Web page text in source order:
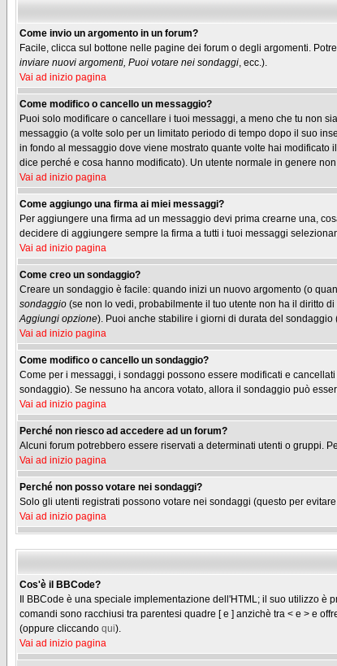
Come invio un argomento in un forum?
Facile, clicca sul bottone nelle pagine dei forum o degli argomenti.
inviare nuovi argomenti, Puoi votare nei sondaggi, ecc.).
Vai ad inizio pagina
Come modifico o cancello un messaggio?
Puoi solo modificare o cancellare i tuoi messaggi, a meno che tu non
messaggio (a volte solo per un limitato periodo di tempo dopo il suo
in fondo al messaggio dove viene mostrato quante volte hai
dice perché e cosa hanno modificato). Un utente normale in genere
Vai ad inizio pagina
Come aggiungo una firma ai miei messaggi?
Per aggiungere una firma ad un messaggio devi prima crearne una,
decidere di aggiungere sempre la firma a tutti i tuoi messaggi
Vai ad inizio pagina
Come creo un sondaggio?
Creare un sondaggio è facile: quando inizi un nuovo argomento (o
sondaggio (se non lo vedi, probabilmente il tuo utente non ha il diritto
Aggiungi opzione). Puoi anche stabilire i giorni di durata del
Vai ad inizio pagina
Come modifico o cancello un sondaggio?
Come per i messaggi, i sondaggi possono essere modificati e
sondaggio). Se nessuno ha ancora votato, allora il sondaggio può
Vai ad inizio pagina
Perché non riesco ad accedere ad un forum?
Alcuni forum potrebbero essere riservati a determinati utenti o gruppi.
Vai ad inizio pagina
Perché non posso votare nei sondaggi?
Solo gli utenti registrati possono votare nei sondaggi (questo per
Vai ad inizio pagina
Cos'è il BBCode?
Il BBCode è una speciale implementazione dell'HTML; il suo utilizzo
comandi sono racchiusi tra parentesi quadre [ e ] anzichè tra < e > e
(oppure cliccando qui).
Vai ad inizio pagina